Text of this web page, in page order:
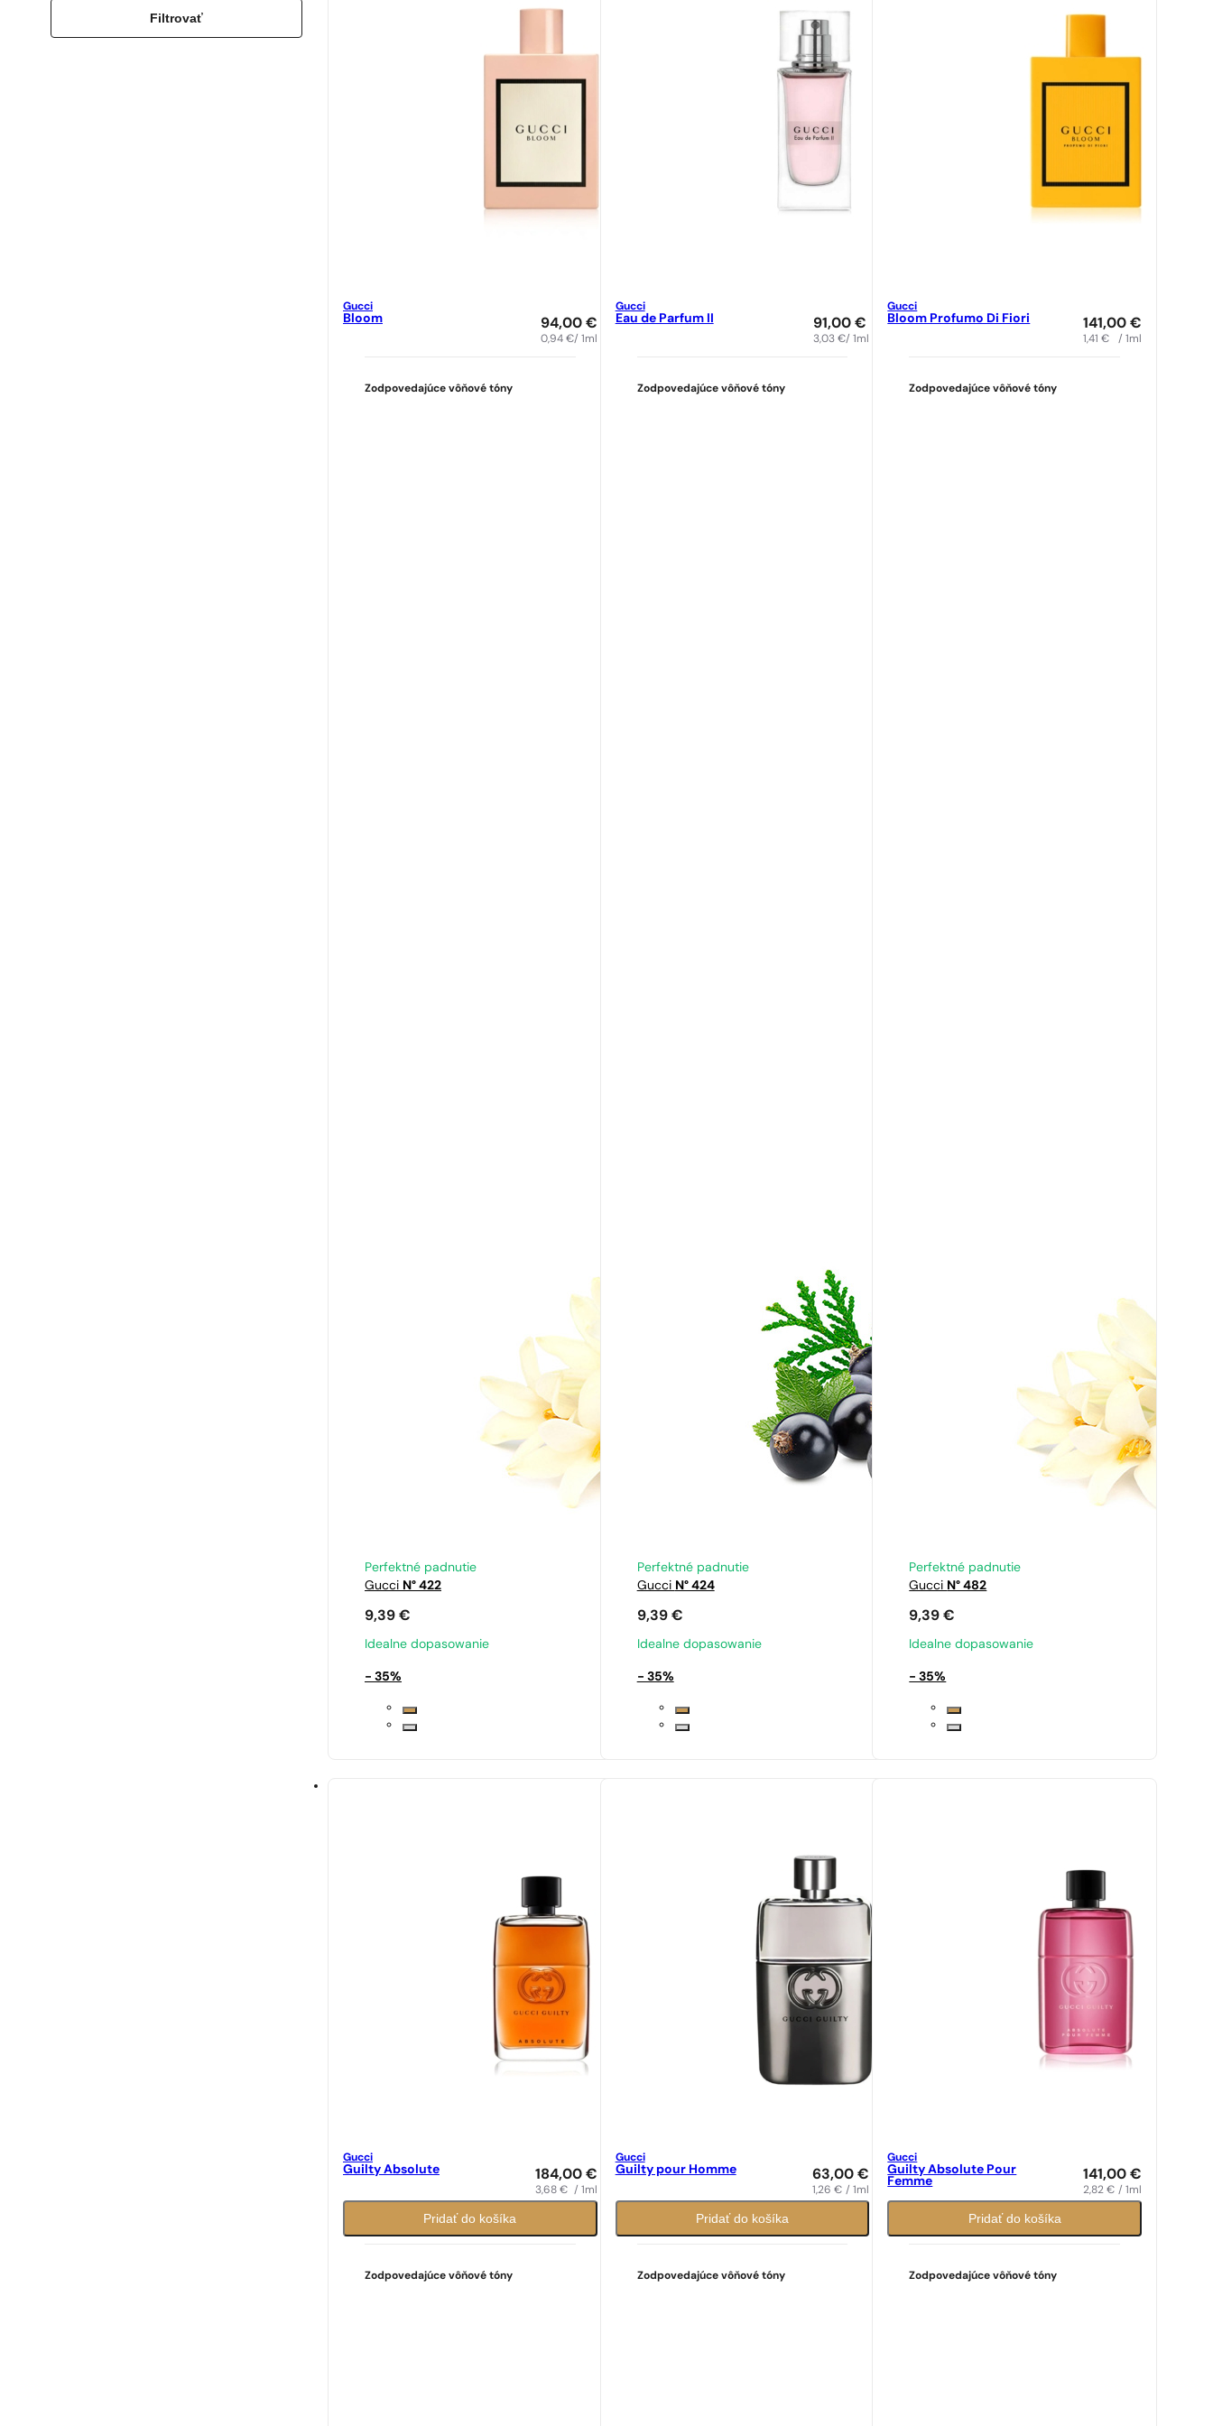
Filtrovať
Gucci
Bloom 94,00 €
0,94 €/ 1ml
Zodpovedajúce vôňové tóny
Perfektné padnutie
Gucci N° 422
9,39 €
Idealne dopasowanie
- 35%
Gucci
Eau de Parfum II 91,00€
3,03€/ 1ml
Zodpovedajúce vôňové tóny
Perfektné padnutie
Gucci N° 424
9,39 €
Idealne dopasowanie
- 35%
Gucci
Bloom Profumo Di Fiori 141,00 €
1,41 € / 1ml
Zodpovedajúce vôňové tóny
Perfektné padnutie
Gucci N° 482
9,39€
Idealne dopasowanie
- 35%
Gucci
Guilty Absolute 184,00 €
3,68 € / 1ml
Pridať do košíka
Zodpovedajúce vôňové tóny
Gucci
Guilty pour Homme 63,00€
1,26€ / 1ml
Pridať do košíka
Zodpovedajúce vôňové tóny
Gucci
Guilty Absolute Pour
Femme
141,00 €
2,82 € / 1ml
Pridať do košíka
Zodpovedajúce vôňové tóny